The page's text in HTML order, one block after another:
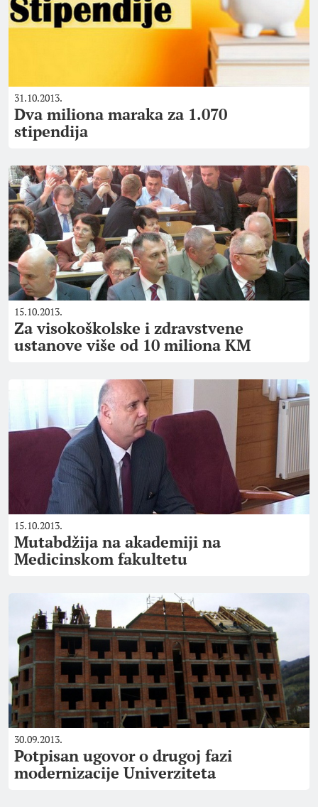
31.10.2013.
Dva miliona maraka za 1.070
stipendija
15.10.2013.
Za visokoškolske i zdravstvene
ustanove više od 10 miliona KM
15.10.2013.
Mutabdžija na akademiji na
Medicinskom fakultetu
30.09.2013.
Potpisan ugovor o drugoj fazi
modernizacije Univerziteta